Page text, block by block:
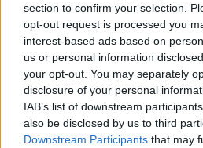
section to confirm your selection.
opt-out request is processed you
interest-based ads based on
us or personal information
your opt-out. You may separately
disclosure of your personal
IAB’s list of downstream
also be disclosed by us to third
Downstream Participants that may
Nyheter
Skjer i Groruddalen
På forsiden nå